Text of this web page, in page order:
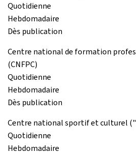
Quotidienne
Hebdomadaire
Dès publication
Centre national de formation
(CNFPC)
Quotidienne
Hebdomadaire
Dès publication
Centre national sportif et culturel
Quotidienne
Hebdomadaire